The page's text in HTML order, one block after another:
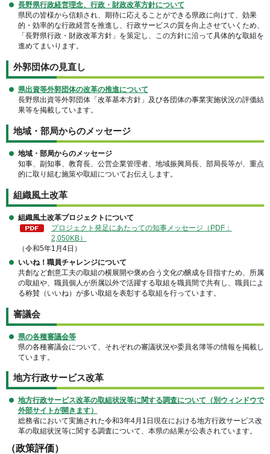
長野県行政経営理念、行政・財政改革方針について
県民の皆様から信頼され、期待に応えることができる県政に向けて、効果
的・効率的な行政経営を推進し、行政サービスの質を向上させていくため、
「長野県行政・財政改革方針」を策定し、この方針に沿って具体的な取組を
進めてまいります。
外郭団体の見直し
県出資等外郭団体の改革の推進について
長野県出資等外郭団体「改革基本方針」及び各団体の事業実施状況の評価結
果等を掲載しています。
地域・部局からのメッセージ
地域・部局からのメッセージ
知事、副知事、教育長、公営企業管理者、地域振興局長、部局長等が、重点
的に取り組む施策や取組についてお伝えします。
組織風土改革
組織風土改革プロジェクトについて
プロジェクト発足にあたっての知事メッセージ（PDF：
2,050KB）
（令和5年1月4日）
いいね！職員チャレンジについて
共創など創意工夫の取組の横展開や褒め合う文化の醸成を目指すため、所属
の取組や、職員個人が所属以外で活躍する取組を職員間で共有し、職員によ
る称賛（いいね）が多い取組を表彰する取組を行っています。
審議会
県の各種審議会等
県の各種審議会について、それぞれの審議状況や委員名簿等の情報を掲載し
ています。
地方行政サービス改革
地方行政サービス改革の取組状況等に関する調査について（別ウィンドウで
外部サイトが開きます）
総務省において実施された令和3年4月1日現在における地方行政サービス改
革の取組状況等に関する調査について、本県の結果が公表されています。
（政策評価）